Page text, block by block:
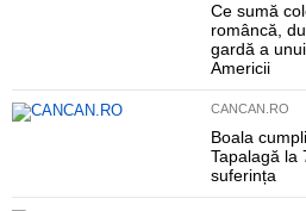
Ce sumă
româncă,
gardă a
Americii
CANCAN.RO
Boala
Tapalagă la
suferința